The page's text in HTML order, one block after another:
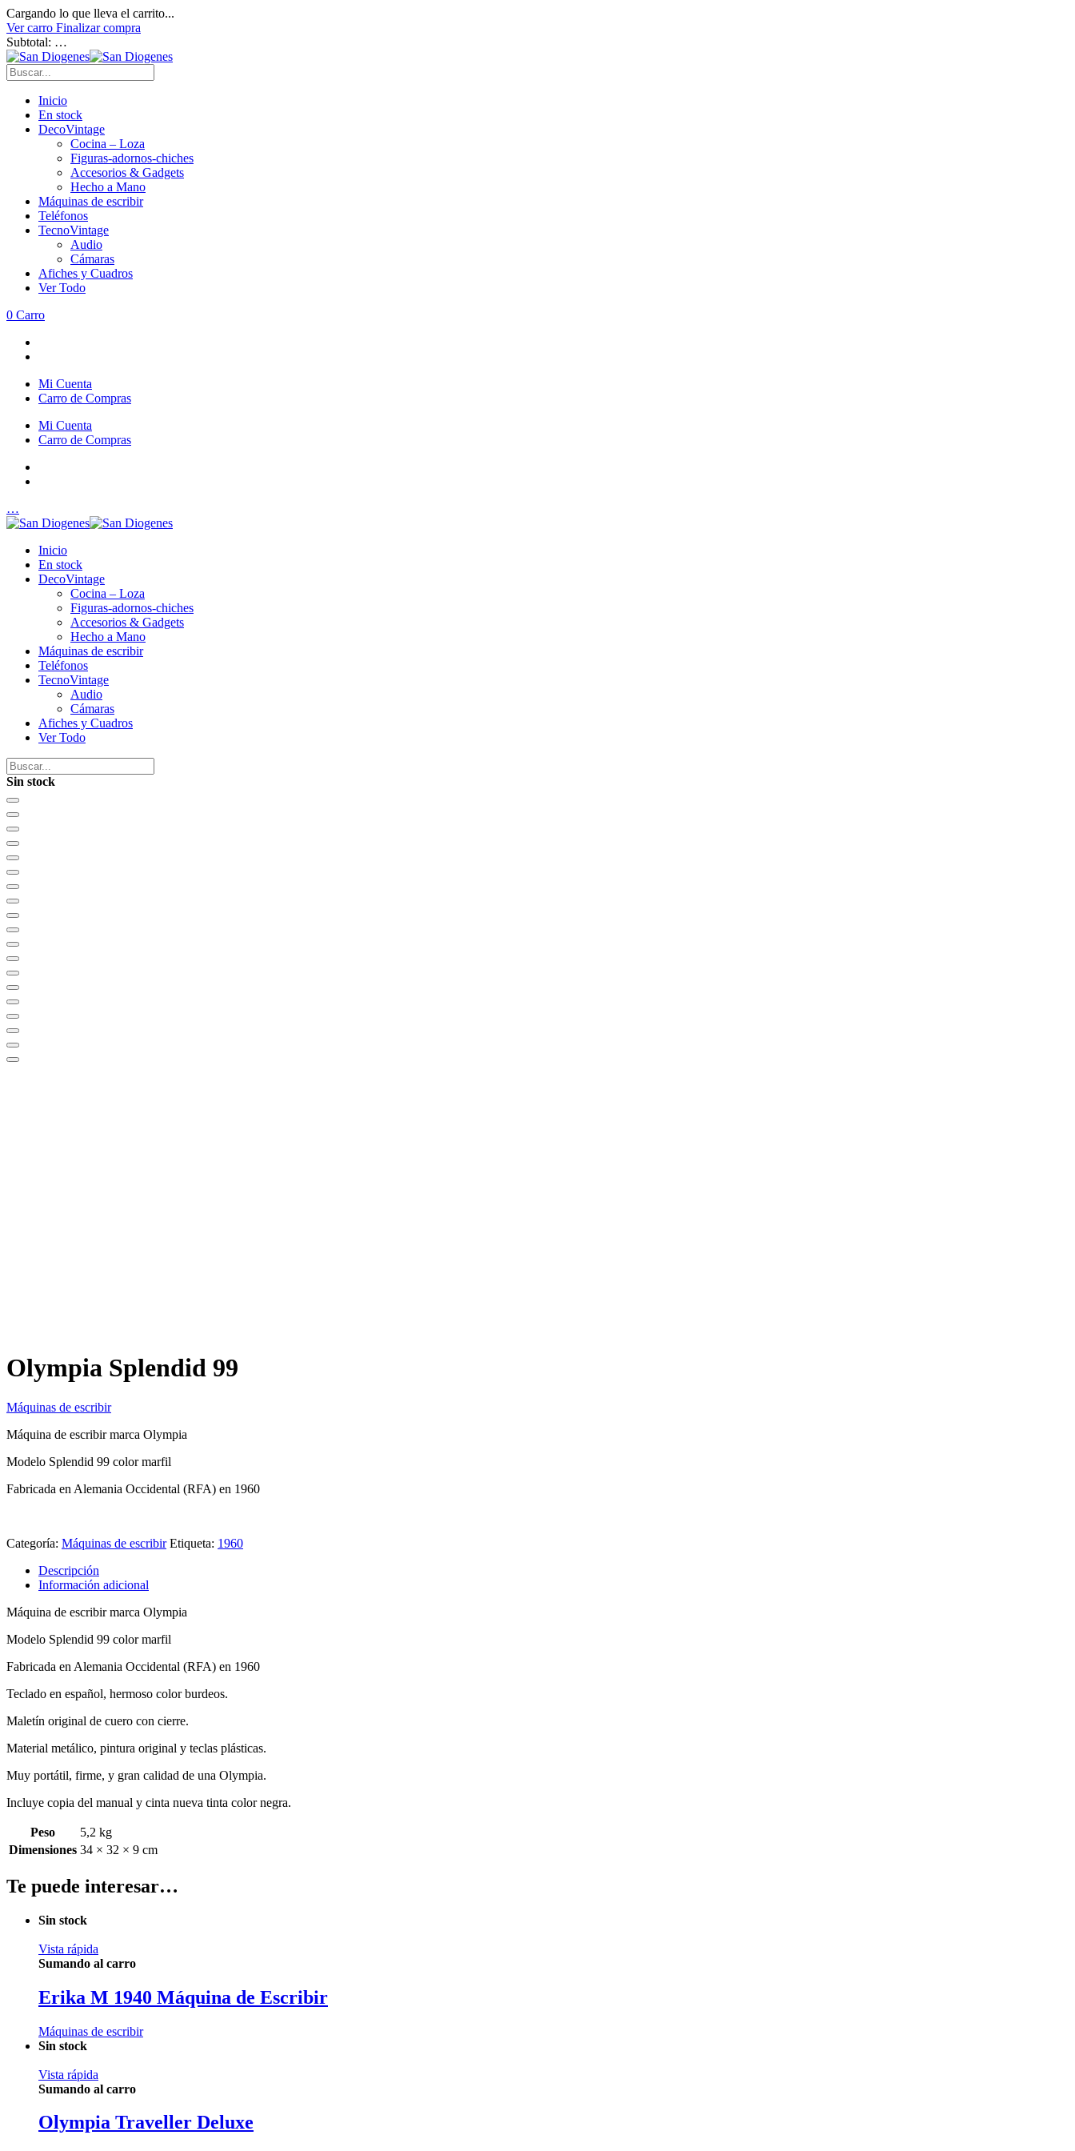
Cargando lo que lleva el carrito...
Ver carro Finalizar compra
Subtotal: …
Inicio
En stock
DecoVintage
Cocina – Loza
Figuras-adornos-chiches
Accesorios & Gadgets
Hecho a Mano
Máquinas de escribir
Teléfonos
TecnoVintage
Audio
Cámaras
Afiches y Cuadros
Ver Todo
0 Carro
Mi Cuenta
Carro de Compras
Mi Cuenta
Carro de Compras
…
Inicio
En stock
DecoVintage
Cocina – Loza
Figuras-adornos-chiches
Accesorios & Gadgets
Hecho a Mano
Máquinas de escribir
Teléfonos
TecnoVintage
Audio
Cámaras
Afiches y Cuadros
Ver Todo
Sin stock
Olympia Splendid 99
Máquinas de escribir
Máquina de escribir marca Olympia
Modelo Splendid 99 color marfil
Fabricada en Alemania Occidental (RFA) en 1960
Categoría: Máquinas de escribir Etiqueta: 1960
Descripción
Información adicional
Máquina de escribir marca Olympia
Modelo Splendid 99 color marfil
Fabricada en Alemania Occidental (RFA) en 1960
Teclado en español, hermoso color burdeos.
Maletín original de cuero con cierre.
Material metálico, pintura original y teclas plásticas.
Muy portátil, firme, y gran calidad de una Olympia.
Incluye copia del manual y cinta nueva tinta color negra.
Peso
5,2 kg
Dimensiones 34 × 32 × 9 cm
Te puede interesar…
Sin stock
Vista rápida
Sumando al carro
Erika M 1940 Máquina de Escribir
Máquinas de escribir
Sin stock
Vista rápida
Sumando al carro
Olympia Traveller Deluxe